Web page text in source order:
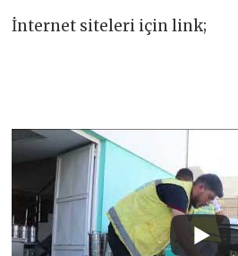
İnternet siteleri için link;